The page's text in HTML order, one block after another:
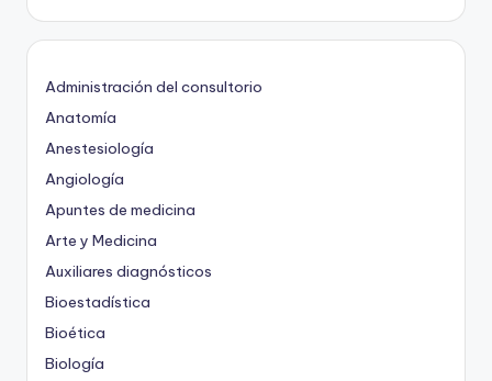
Administración del consultorio
Anatomía
Anestesiología
Angiología
Apuntes de medicina
Arte y Medicina
Auxiliares diagnósticos
Bioestadística
Bioética
Biología